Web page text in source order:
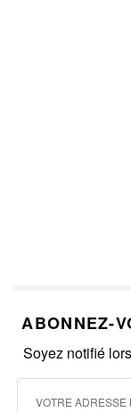
ABONNEZ-
Soyez notifié